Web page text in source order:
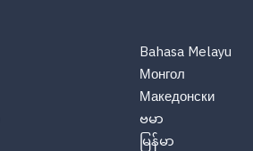
Bahasa Melayu
Монгол
Македонски
ဗမာ
မြန်မာ